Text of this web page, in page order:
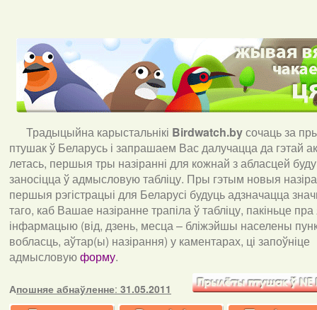
Традыцыйна карыстальнікі Birdwatch.byсочаць за
птушак ў Беларусь і запрашаем Вас далучацца да гэтай
летась, першыя тры назіранні для кожнай з абласцей
заносіцца ў адмысловую табліцу. Пры гэтым новыя
першыя рэгістрацыі для Беларусі будуць адзначацца
таго, каб Вашае назіранне трапіла ў табліцу, пакіньце пра
інфармацыю (від, дзень, месца – бліжэйшы населены
вобласць, аўтар(ы) назірання) у каментарах, ці запоўніце
адмысловуюформу.
Апошняе абнаўленне: 31.05.2011